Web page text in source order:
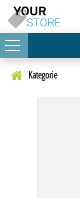
Kategorie